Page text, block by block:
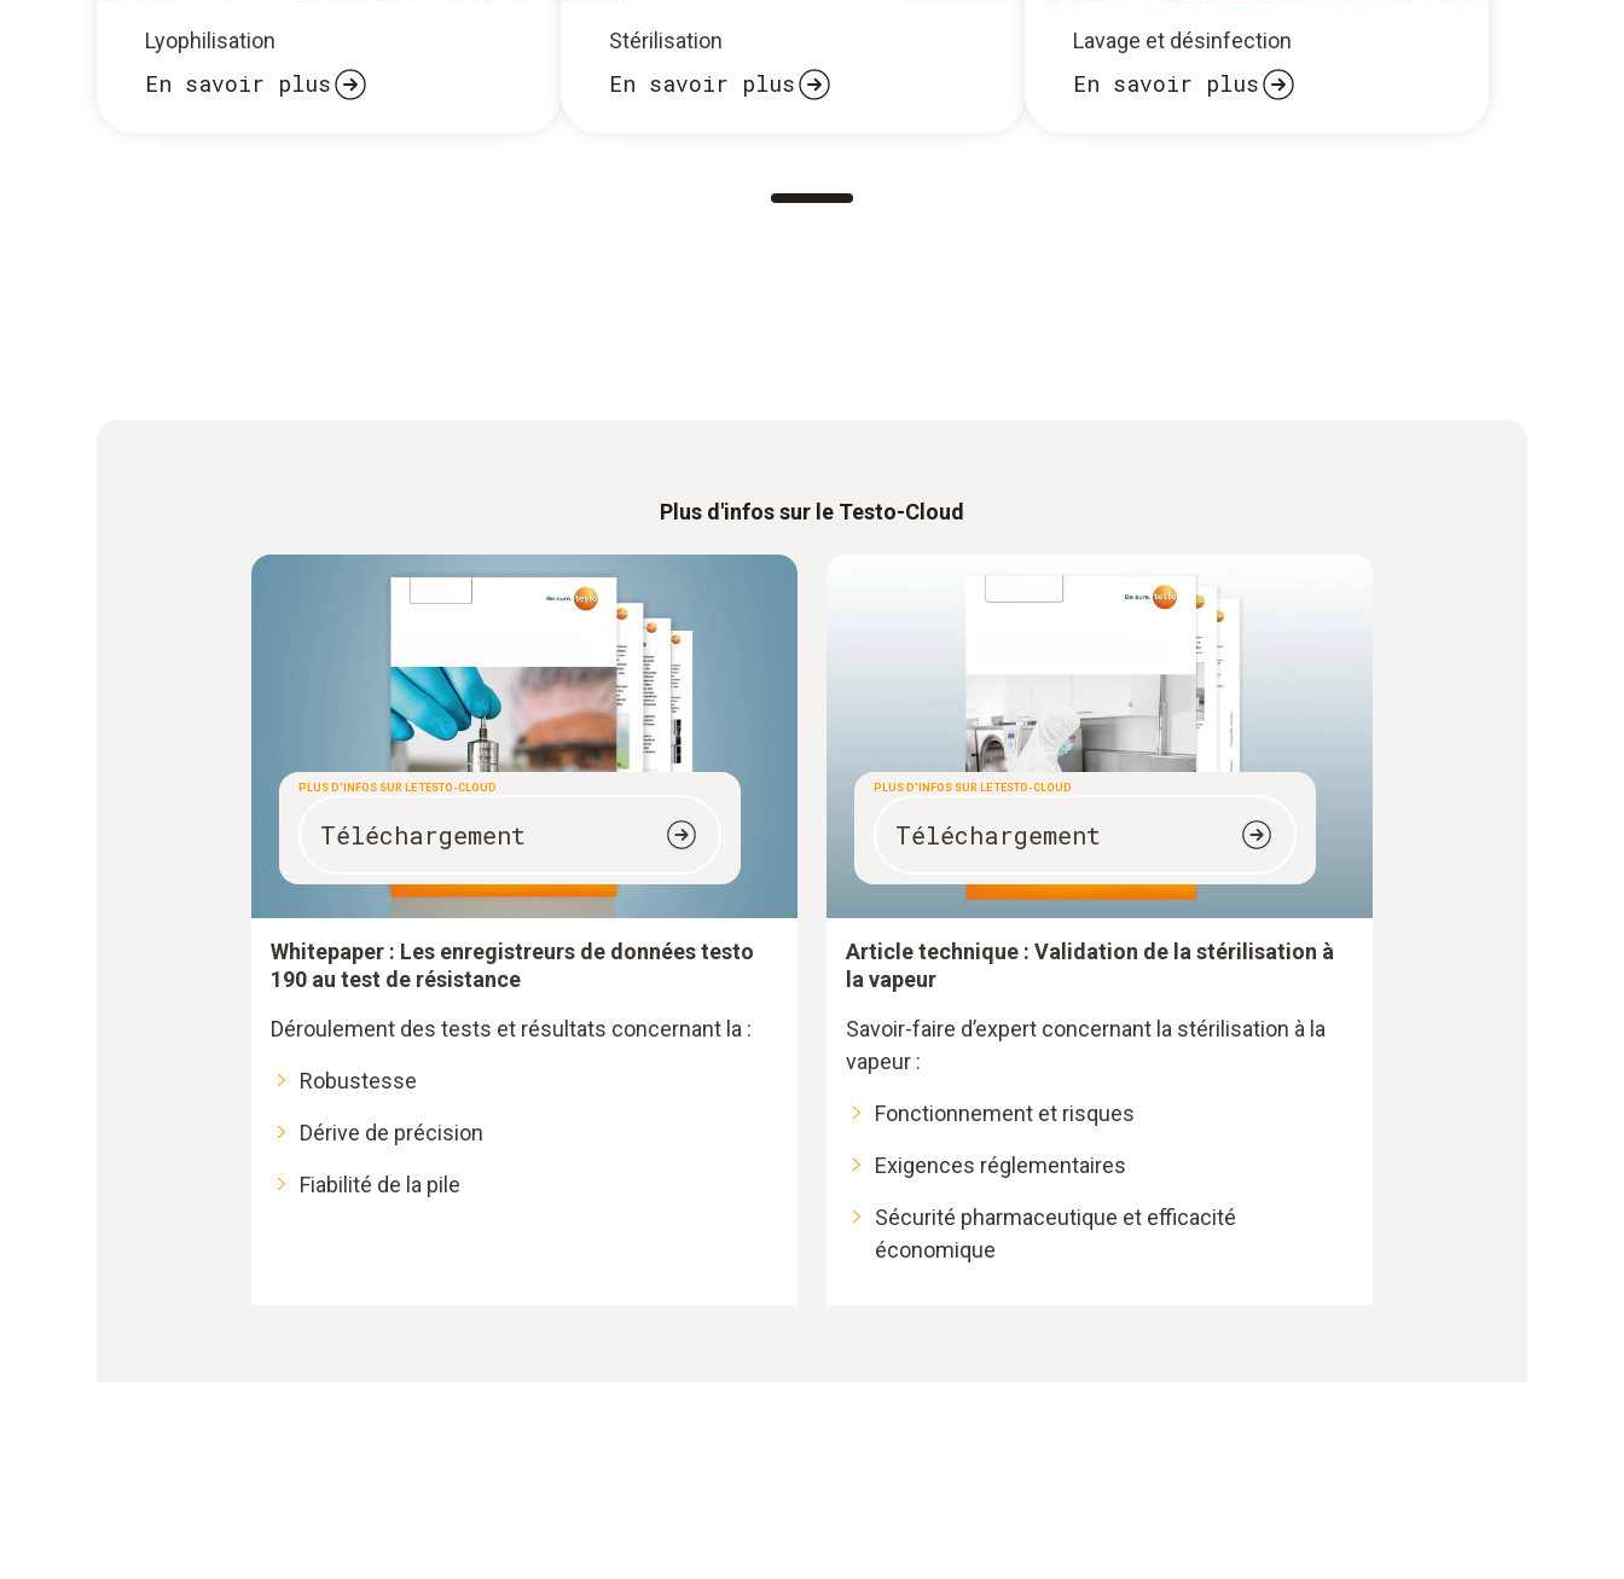
Lyophilisation
En savoir plus
Stérilisation
En savoir plus
Lavage et désinfection
En savoir plus
Plus d'infos sur le Testo-Cloud
PLUS D'INFOS SUR LE TESTO-CLOUD
Téléchargement
Whitepaper : Les enregistreurs de données testo
190 au test de résistance
Déroulement des tests et résultats concernant la :
Robustesse
Dérive de précision
Fiabilité de la pile
PLUS D'INFOS SUR LE TESTO-CLOUD
Téléchargement
Article technique : Validation de la stérilisation à
la vapeur
Savoir-faire d’expert concernant la stérilisation à la
vapeur :
Fonctionnement et risques
Exigences réglementaires
Sécurité pharmaceutique et efficacité
économique